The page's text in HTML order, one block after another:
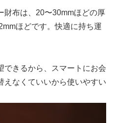
財布は、20〜30mmほどの厚
ほどです。快適に持ち運
できるから、スマートにお会
えなくていいから使いやすい